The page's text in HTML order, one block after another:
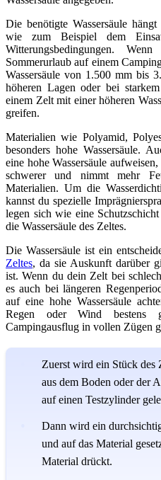
Die benötigte Wassersäule
wie zum Beispiel dem
Witterungsbedingungen.
Sommerurlaub auf einem
Wassersäule von 1.500 mm bis
höheren Lagen oder bei
einem Zelt mit einer höheren
greifen.
Materialien wie Polyamid,
besonders hohe Wassersäule.
eine hohe Wassersäule
schwerer und nimmt mehr
Materialien. Um die
kannst du spezielle
legen sich wie eine
die Wassersäule des Zeltes.
Die Wassersäule ist ein
Zeltes, da sie Auskunft darüber
ist. Wenn du dein Zelt bei
es auch bei längeren
auf eine hohe Wassersäule
Regen oder Wind bestens
Campingausflug in vollen Zügen
Zuerst wird ein Stück des
aus dem Boden oder der
auf einen Testzylinder
Dann wird ein
und auf das Material
Material drückt.